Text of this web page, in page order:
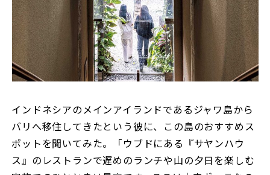
インドネシアのメインアイランドであるジャワ島から
バリへ移住してきたという彼に、この島のおすすめス
ポットを聞いてみた。「ウブドにある『サヤンハウ
ス』のレストランで遅めのランチや山の夕日を楽しむ